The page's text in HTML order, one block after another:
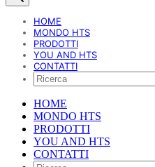
HOME
MONDO HTS
PRODOTTI
YOU AND HTS
CONTATTI
HOME
MONDO HTS
PRODOTTI
YOU AND HTS
CONTATTI